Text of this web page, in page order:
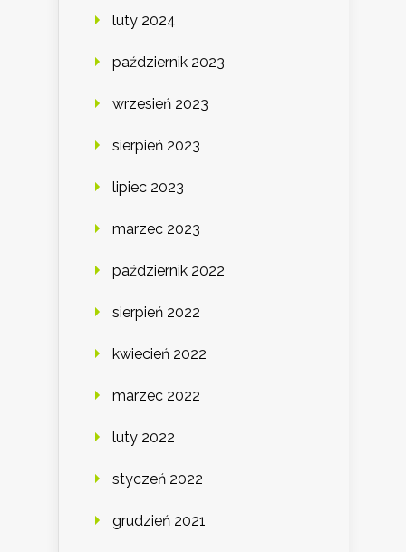
luty 2024
październik 2023
wrzesień 2023
sierpień 2023
lipiec 2023
marzec 2023
październik 2022
sierpień 2022
kwiecień 2022
marzec 2022
luty 2022
styczeń 2022
grudzień 2021